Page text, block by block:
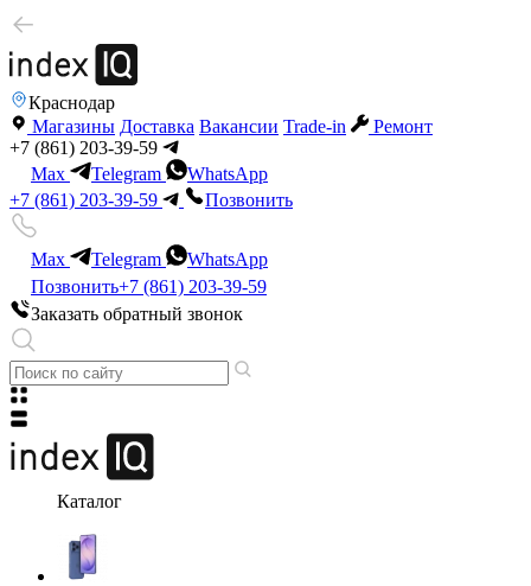
Краснодар
Магазины Доставка Вакансии Trade-in
Ремонт
+7 (861) 203-39-59
Max
Telegram
WhatsApp
+7 (861) 203-39-59
Позвонить
Max Telegram
WhatsApp
Позвонить+7 (861) 203-39-59
Заказать обратный звонок
Каталог